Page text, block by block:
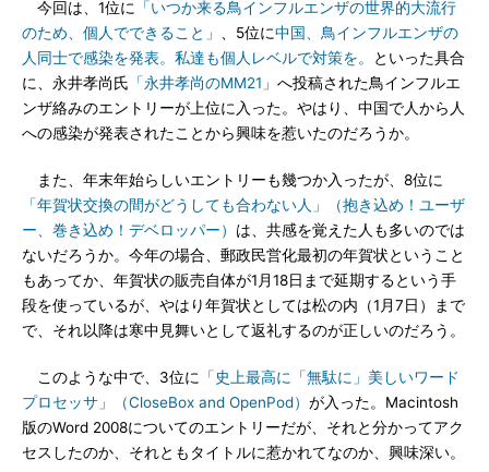
今回は、1位に
「いつか来る鳥インフルエンザの世界的大流行
のため、個人でできること」
、5位に中国、鳥インフルエンザの
人同士で感染を発表。私達も個人レベルで対策を。
といった具合
に、永井孝尚氏 「永井孝尚のMM21」 へ投稿された鳥インフルエ
ンザ絡みのエントリーが上位に入った。やはり、中国で人から人
への感染が発表されたことから興味を惹いたのだろうか。
また、年末年始らしいエントリーも幾つか入ったが、8位に
「年賀状交換の間がどうしても合わない人」（抱き込め！ユーザ
ー、巻き込め！デベロッパー） は、共感を覚えた人も多いのでは
ないだろうか。今年の場合、郵政民営化最初の年賀状ということ
もあってか、年賀状の販売自体が1月18日まで延期するという手
段を使っているが、やはり年賀状としては松の内（1月7日）まで
で、それ以降は寒中見舞いとして返礼するのが正しいのだろう。
このような中で、3位に
「史上最高に「無駄に」美しいワード
プロセッサ」（CloseBox and OpenPod） が入った。Macintosh
版のWord 2008についてのエントリーだが、それと分かってアク
セスしたのか、それともタイトルに惹かれてなのか、興味深い。